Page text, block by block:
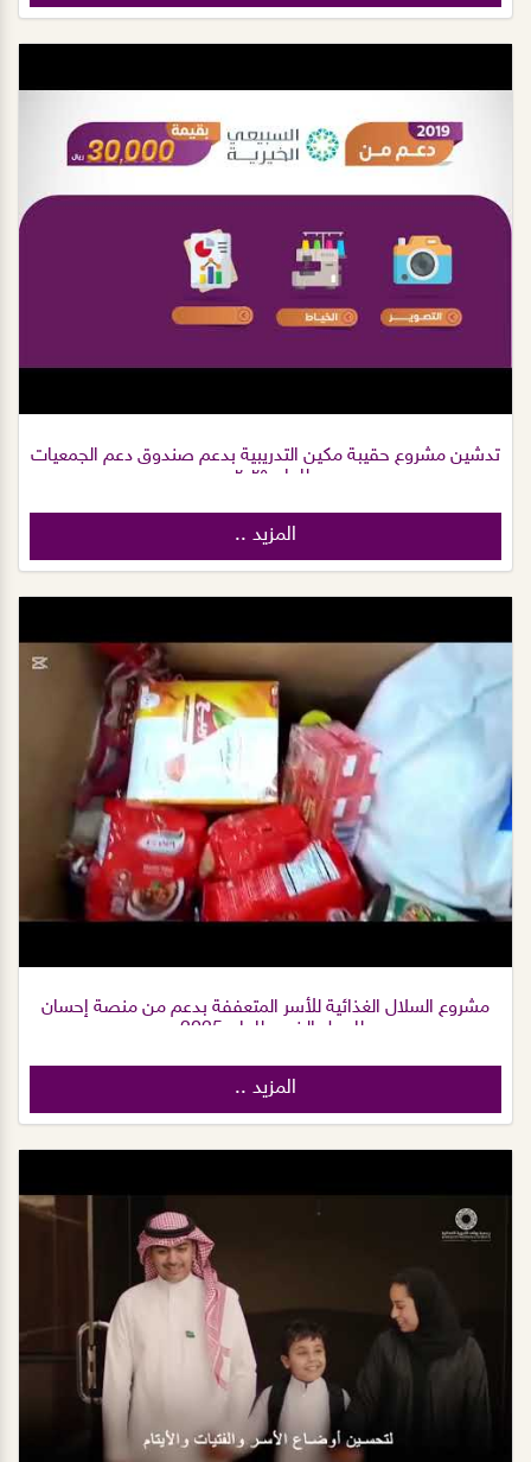
تدشين مشروع حقيبة مكين التدريبية بدعم صندوق دعم الجمعيات
للعام ٢٠٢٥م
المزيد ..
مشروع السلال الغذائية للأسر المتعففة بدعم من منصة إحسان
للعمل الخيري للعام 2025م
المزيد ..